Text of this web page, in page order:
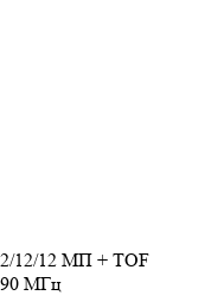
12/12 МП + TOF
МГц